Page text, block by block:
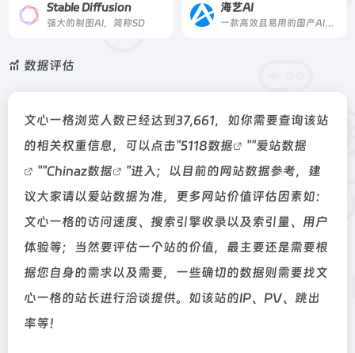
Stable Diffusion
强大的制图AI，简称SD
海艺AI
一款高效且易用的国产AI绘画工具，让你无需专业技能，轻松生成大量高质量图片
数据评估
文心一格浏览人数已经达到37,661，如你需要查询该站
的相关权重信息，可以点击"5118数据 ""爱站数据
""Chinaz数据
"进入；以目前的网站数据参考，建
议大家请以爱站数据为准，更多网站价值评估因素如：
文心一格的访问速度、搜索引擎收录以及索引量、用户
体验等；当然要评估一个站的价值，最主要还是需要根
据您自身的需求以及需要，一些确切的数据则需要找文
心一格的站长进行洽谈提供。如该站的IP、PV、跳出
率等！